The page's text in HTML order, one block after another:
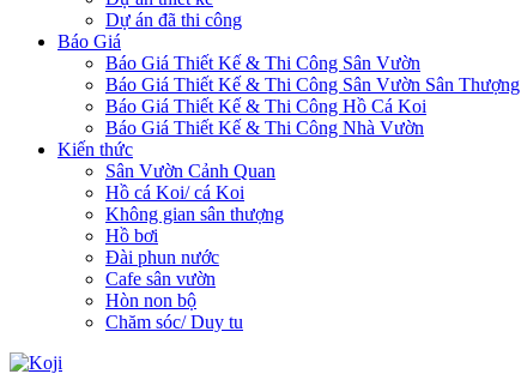
Dự án đã thi công
Báo Giá
Báo Giá Thiết Kế & Thi Công Sân Vườn
Báo Giá Thiết Kế & Thi Công Sân Vườn Sân Thượng
Báo Giá Thiết Kế & Thi Công Hồ Cá Koi
Báo Giá Thiết Kế & Thi Công Nhà Vườn
Kiến thức
Sân Vườn Cảnh Quan
Hồ cá Koi/ cá Koi
Không gian sân thượng
Hồ bơi
Đài phun nước
Cafe sân vườn
Hòn non bộ
Chăm sóc/ Duy tu